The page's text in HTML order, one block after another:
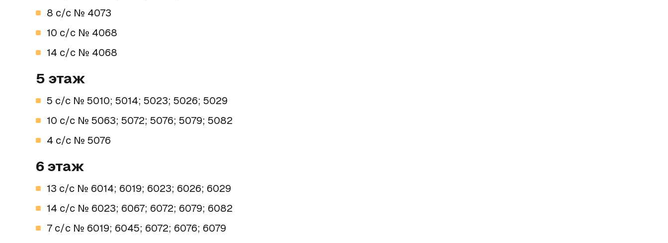
8 c/c № 4073
10 с/с № 4068
14 с/с № 4068
5 этаж
5 c/c № 5010; 5014; 5023; 5026; 5029
10 c/c № 5063; 5072; 5076; 5079; 5082
4 c/c № 5076
6 этаж
13 c/c № 6014; 6019; 6023; 6026; 6029
14 c/c № 6023; 6067; 6072; 6079; 6082
7 с/с № 6019; 6045; 6072; 6076; 6079